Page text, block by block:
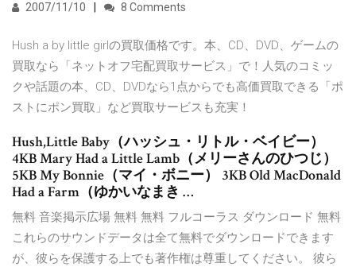
2007/11/10 8 Comments
Hush a by little girlの買取価格です。本、CD、DVD、ゲームの
買取なら「ネットオフ宅配買取サービス」で！人気のコミッ
クや話題の本、CD、DVDなら1点からでも高価買取できる「ポ
ストにポン買取」など買取サービスも充実！
Hush,Little Baby（ハッシュ・リトル・ベイビー）
4KB Mary Had a Little Lamb（メリーさんのひつじ）
5KB My Bonnie（マイ・ボニー） 3KB Old MacDonald
Had a Farm（ゆかいなまき …
無料 音楽掲示広場 無料 無料 フルコーラス ダウンロード 無料
これらのサウンドデータは全て無料でダウンロードできます
が、彼らを保護する上でも著作権は尊重してください。 彼ら